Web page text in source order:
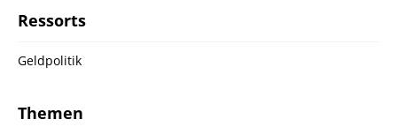
Ressorts
Geldpolitik
Themen